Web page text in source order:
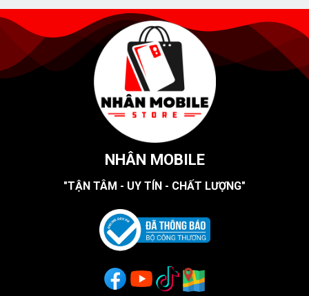
NHÂN MOBILE
"TẬN TÂM - UY TÍN - CHẤT LƯỢNG"